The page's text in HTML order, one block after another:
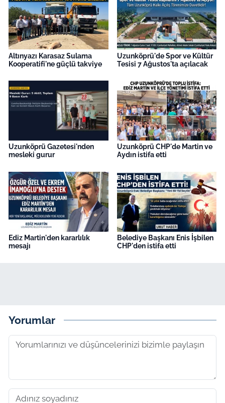
Altınyazı Karasaz Sulama
Kooperatifi'ne güçlü takviye
Uzunköprü'de Spor ve Kültür
Tesisi 7 Ağustos'ta açılacak
Uzunköprü Gazetesi'nden
mesleki gurur
Uzunköprü CHP'de Martin ve
Aydın istifa etti
Ediz Martin'den kararlılık
mesajı
Belediye Başkanı Enis İşbilen
CHP'den istifa etti
Yorumlar